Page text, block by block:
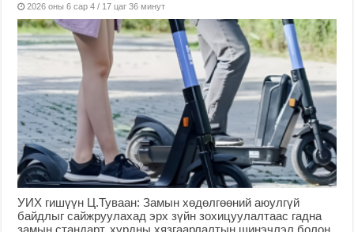
2026 оны 6 сар 4 / 17 цаг 36 минут
УИХ гишүүн Ц.Туваан: Замын хөдөлгөөний аюулгүй
байдлыг сайжруулахад эрх зүйн зохицуулалтаас гадна